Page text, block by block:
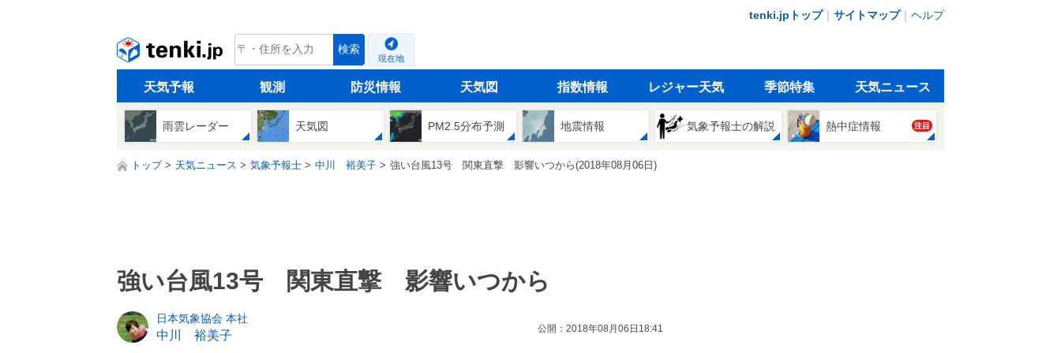
tenki.jpトップ｜ サイトマップ｜ ヘルプ
tenki.jp 検索
現在地
天気予報 観測 防災情報 天気図 指数情報 レジャー天気 季節特集 天気ニュース
雨雲レーダー 天気図 PM2.5分布予測 地震情報 気象予報士の解説 熱中症情報 注目
トップ 天気ニュース 気象予報士 中川 裕美子 強い台風13号 関東直撃 影響いつから(2018年08月06日)
強い台風13号 関東直撃 影響いつから
日本気象協会 本社
中川 裕美子
公開：2018年08月06日18:41